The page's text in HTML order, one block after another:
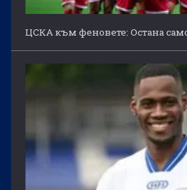
ЦСКА към феновете: Остана